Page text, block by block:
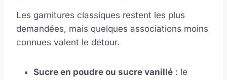
Les garnitures classiques restent les plus
demandées, mais quelques associations moins
connues valent le détour.
Sucre en poudre ou sucre vanillé : le